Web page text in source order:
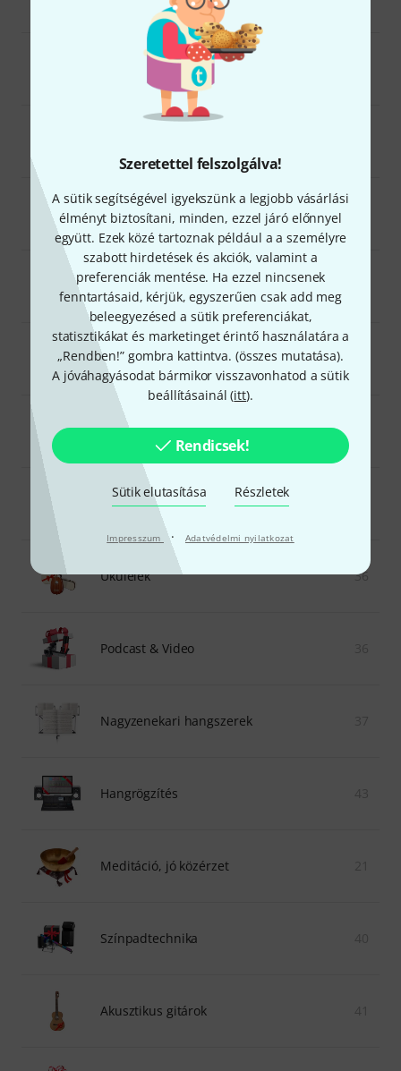
Szeretettel felszolgálva!
A sütik segítségével igyekszünk a legjobb vásárlási
élményt biztosítani, minden, ezzel járó előnnyel
együtt. Ezek közé tartoznak például a a személyre
szabott hirdetések és akciók, valamint a
preferenciák mentése. Ha ezzel nincsenek
fenntartásaid, kérjük, egyszerűen csak add meg
beleegyezésed a sütik preferenciákat,
statisztikákat és marketinget érintő használatára a
„Rendben!” gombra kattintva. (összes mutatása).
A jóváhagyásodat bármikor visszavonhatod a sütik
beállításainál (itt).
Rendicsek!
Sütik elutasítása Részletek
Impresszum · Adatvédelmi nyilatkozat
DJ felszerelés
Zongorák, billentyűsök
Dobok, ütőhangszerek
Fúvós hangszerek
Beatgyártás
Ajándéktárgyak zenészek számára
Ukulelék 36
Podcast & Video
Nagyzenekari hangszerek
Hangrögzítés
Meditáció, jó közérzet
Színpadtechnika
Akusztikus gitárok